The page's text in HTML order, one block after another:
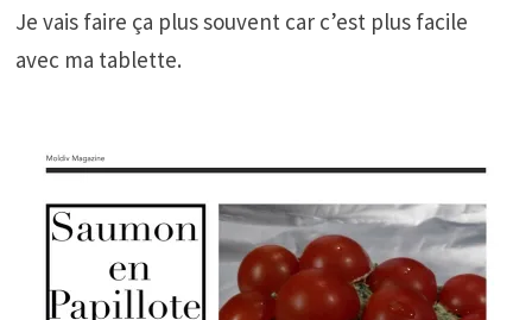
Je vais faire ça plus souvent car c’est plus facile
avec ma tablette.